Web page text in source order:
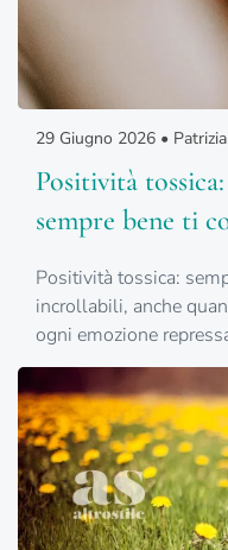
29 Giugno 2026 •
Positività
sempre bene ti
Positività tossica:
incrollabili, anche
ogni emozione